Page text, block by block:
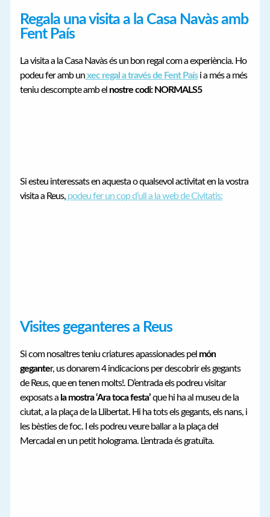
Regala una visita a la Casa Navàs amb
Fent País
La visita a la Casa Navàs és un bon regal com a experiència. Ho
podeu fer amb unxec regal a través de Fent Paísi a més a més
teniu descompte amb el nostre codi: NORMALS5
Si esteu interessats en aquesta o qualsevol activitat en la vostra
visita a Reus, podeu fer un cop d’ull a la web de Civitatis:
Visites geganteres a Reus
Si com nosaltres teniu criatures apassionades pel món
geganter, us donarem 4 indicacions per descobrir els gegants
de Reus, que en tenen molts!. D’entrada els podreu visitar
exposats a la mostra ‘Ara toca festa’que hi ha al museu de la
ciutat, a la plaça de la Llibertat. Hi ha tots els gegants, els nans, i
les bèsties de foc. I els podreu veure ballar a la plaça del
Mercadal en un petit holograma. L’entrada és gratuïta.